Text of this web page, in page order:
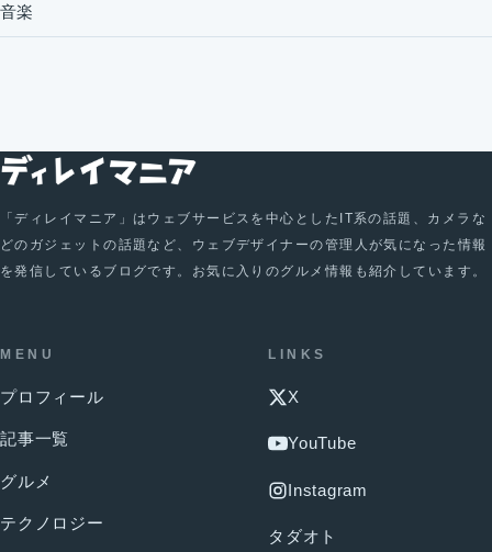
音楽
「ディレイマニア」はウェブサービスを中心としたIT系の話題、カメラな
どのガジェットの話題など、ウェブデザイナーの管理人が気になった情報
を発信しているブログです。お気に入りのグルメ情報も紹介しています。
MENU
プロフィール
記事一覧
グルメ
テクノロジー
LINKS
X
YouTube
Instagram
タダオト